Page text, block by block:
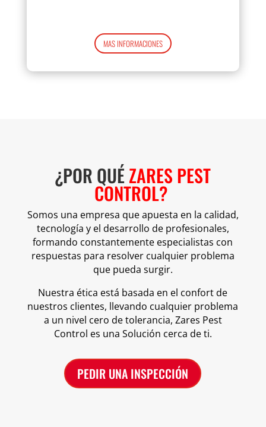
MAS INFORMACIONES
¿POR QUÉ ZARES PEST
CONTROL?
Somos una empresa que apuesta en la calidad,
tecnología y el desarrollo de profesionales,
formando constantemente especialistas con
respuestas para resolver cualquier problema
que pueda surgir.
Nuestra ética está basada en el confort de
nuestros clientes, llevando cualquier problema
a un nivel cero de tolerancia, Zares Pest
Control es una Solución cerca de ti.
PEDIR UNA INSPECCIÓN